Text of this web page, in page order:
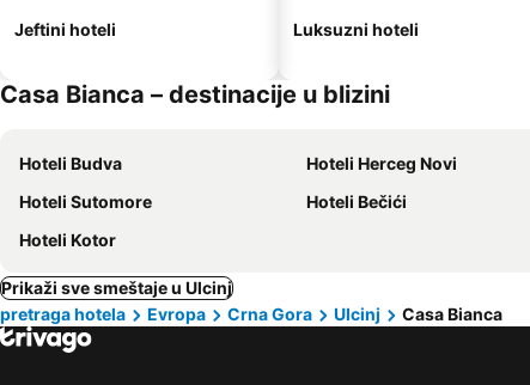
Jeftini hoteli Luksuzni hoteli
Casa Bianca – destinacije u blizini
Hoteli Budva Hoteli Herceg Novi
Hoteli Sutomore
Hoteli Bečići
Hoteli Kotor
Prikaži sve smeštaje u Ulcinj
pretraga hotela
Evropa Crna Gora Ulcinj Casa Bianca